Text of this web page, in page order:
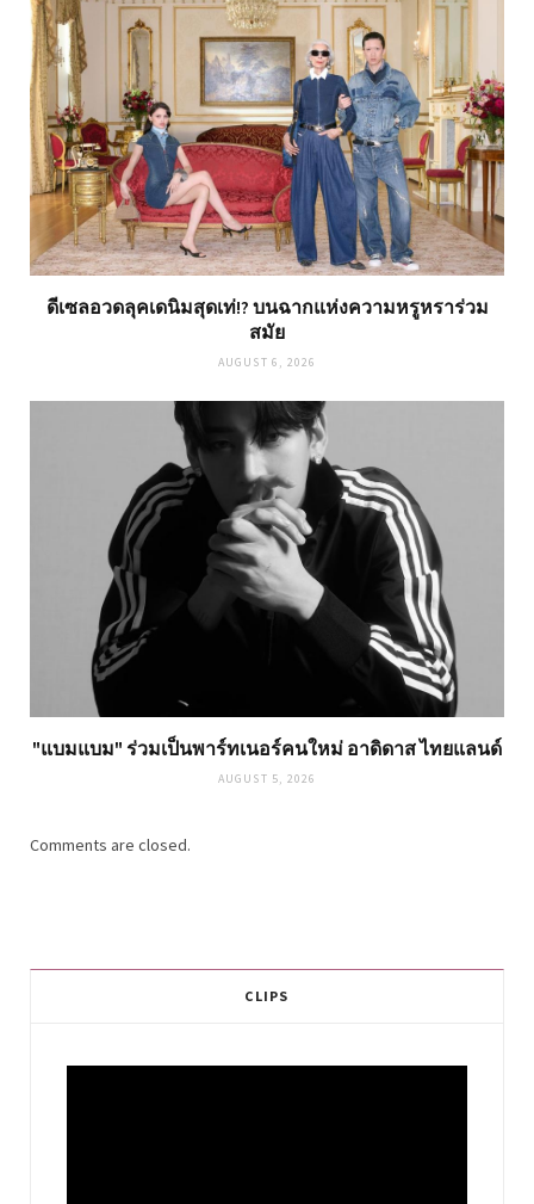
ดีเซลอวดลุคเดนิมสุดเท่!? บนฉากแห่งความหรูหราร่วม
สมัย
AUGUST 6, 2026
"แบมแบม" ร่วมเป็นพาร์ทเนอร์คนใหม่ อาดิดาส ไทยแลนด์
AUGUST 5, 2026
Comments are closed.
CLIPS